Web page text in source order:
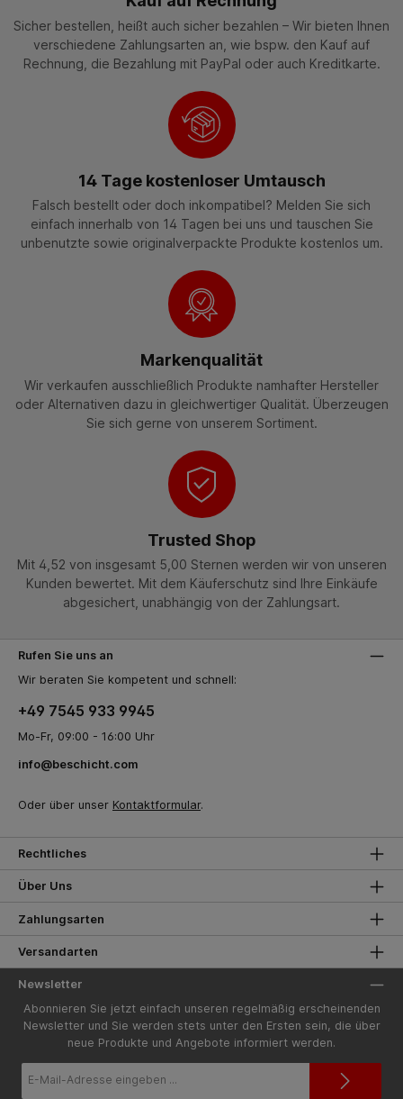
Sicher bestellen, heißt auch sicher bezahlen – Wir bieten Ihnen
verschiedene Zahlungsarten an, wie bspw. den Kauf auf
Rechnung, die Bezahlung mit PayPal oder auch Kreditkarte.
14 Tage kostenloser Umtausch
Falsch bestellt oder doch inkompatibel? Melden Sie sich
einfach innerhalb von 14 Tagen bei uns und tauschen Sie
unbenutzte sowie originalverpackte Produkte kostenlos um.
Markenqualität
Wir verkaufen ausschließlich Produkte namhafter Hersteller
oder Alternativen dazu in gleichwertiger Qualität. Überzeugen
Sie sich gerne von unserem Sortiment.
Trusted Shop
Mit 4,52 von insgesamt 5,00 Sternen werden wir von unseren
Kunden bewertet. Mit dem Käuferschutz sind Ihre Einkäufe
abgesichert, unabhängig von der Zahlungsart.
Rufen Sie uns an
Wir beraten Sie kompetent und schnell:
+49 7545 933 9945
Mo-Fr, 09:00 - 16:00 Uhr
info@beschicht.com
Oder über unser Kontaktformular.
Rechtliches
Über Uns
Zahlungsarten
Versandarten
Newsletter
Abonnieren Sie jetzt einfach unseren regelmäßig erscheinenden
Newsletter und Sie werden stets unter den Ersten sein, die über
neue Produkte und Angebote informiert werden.
Mail-